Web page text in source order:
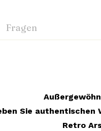
Fragen
Sie authentischen
Retro